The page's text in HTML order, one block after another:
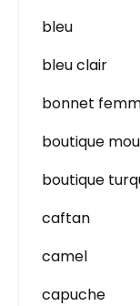
bleu
bleu clair
bonnet
boutique
boutique
caftan
camel
capuche